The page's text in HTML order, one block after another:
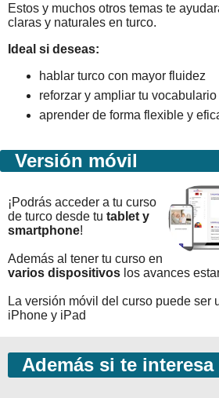
Estos y muchos otros temas te
claras y naturales en turco.
Ideal si deseas:
hablar turco con mayor fluidez
reforzar y ampliar tu vocabulario
aprender de forma flexible y
Versión móvil
¡Podrás acceder a tu curso
de turco desde tu tablet y
smartphone!
Además al tener tu curso en
varios dispositivos los avances
La versión móvil del curso puede ser
iPhone y iPad
Además si te interesa